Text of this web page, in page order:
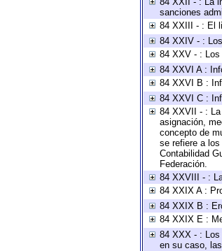
sanciones
84 XXIII - : El
84 XXIV - :
84 XXV - :
84 XXVI A :
84 XXVI B :
84 XXVI C :
84 XXVII - :
asignación,
concepto de
se refiere a
Contabilidad
Federación.
84 XXVIII - :
84 XXIX A :
84 XXIX B :
84 XXIX E :
84 XXX - : Los
en su caso,